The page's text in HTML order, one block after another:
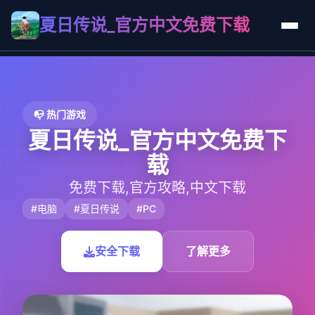
夏日传说_官方中文免费下载
📭 热门游戏
夏日传说_官方中文免费下
载
免费下载,官方攻略,中文下载
#电脑 #夏日传说 #PC
安全下载 了解更多